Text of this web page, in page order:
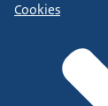
Cookies